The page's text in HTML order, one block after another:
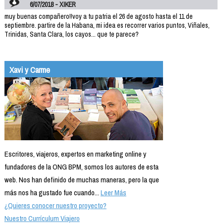
6/07/2018 - XIKER
muy buenas compañero!!voy a tu patria el 26 de agosto hasta el 11 de
septiembre. partire de la Habana, mi idea es recorrer varios puntos, Viñales,
Trinidas, Santa Clara, los cayos... que te parece?
Xavi y Carme
Escritores, viajeros, expertos en marketing online y
fundadores de la ONG BPM, somos los autores de esta
web. Nos han definido de muchas maneras, pero la que
más nos ha gustado fue cuando...Leer Más
¿Quieres conocer nuestro proyecto?
Nuestro Currículum Viajero